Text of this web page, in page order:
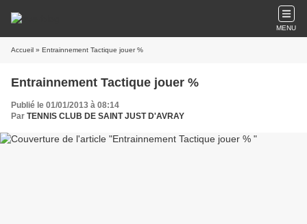
MENU
Accueil » Entrainnement Tactique jouer %
Entrainnement Tactique jouer %
Publié le 01/01/2013 à 08:14
Par TENNIS CLUB DE SAINT JUST D'AVRAY